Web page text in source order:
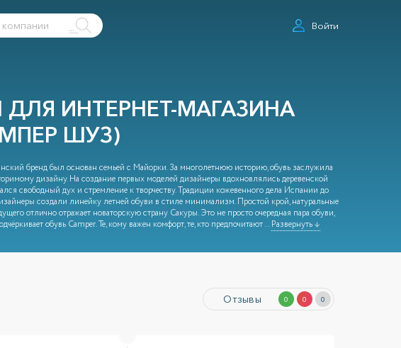
Войти
ИНТЕРНЕТ-МАГАЗИНА
ШУЗ)
бренд был основан семьей с Майорки. За многолетнюю историю, обувь заслужила
дизайну. На создание первых моделей дизайнеры вдохновлялись деревенской
свободный дух и стремление к творчеству. Традиции кожевенного дела Испании до
создали линейку летней обуви в стиле минимализм. Простой крой, натуральные
отлично отражает новаторскую страну Сакуры. Это не просто очередная пара обуви,
обувь Camper. Те, кому важен комфорт, те, кто предпочитают...Развернуть ↓
Отзывы 0 0 0